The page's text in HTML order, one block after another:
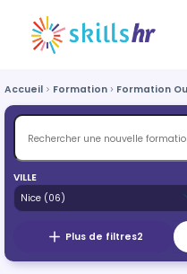
Accueil Formation Formation
VILLE
Plus de filtres2